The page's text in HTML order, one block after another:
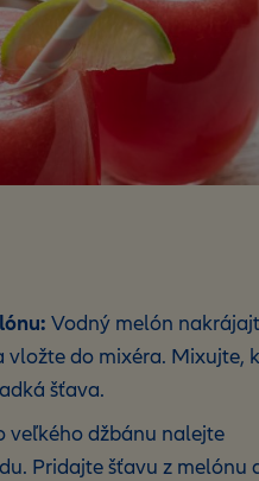
Vodný melón
vložte do mixéra. Mixujte,
šťava.
veľkého džbánu nalejte
Pridajte šťavu z melónu